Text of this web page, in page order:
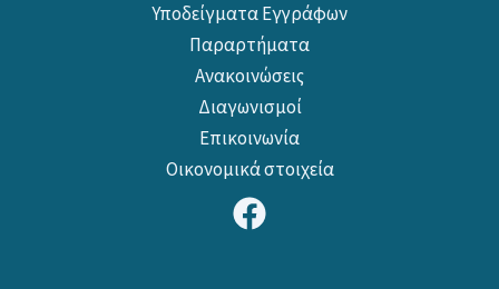
Υποδείγματα Εγγράφων
Παραρτήματα
Ανακοινώσεις
Διαγωνισμοί
Επικοινωνία
Οικονομικά στοιχεία